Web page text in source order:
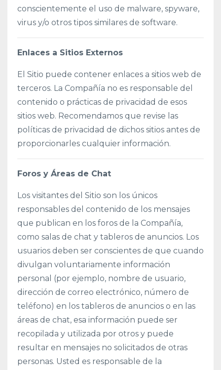
conscientemente el uso de malware, spyware,
virus y/o otros tipos similares de software.
Enlaces a Sitios Externos
El Sitio puede contener enlaces a sitios web de
terceros. La Compañía no es responsable del
contenido o prácticas de privacidad de esos
sitios web. Recomendamos que revise las
políticas de privacidad de dichos sitios antes de
proporcionarles cualquier información.
Foros y Áreas de Chat
Los visitantes del Sitio son los únicos
responsables del contenido de los mensajes
que publican en los foros de la Compañía,
como salas de chat y tableros de anuncios. Los
usuarios deben ser conscientes de que cuando
divulgan voluntariamente información
personal (por ejemplo, nombre de usuario,
dirección de correo electrónico, número de
teléfono) en los tableros de anuncios o en las
áreas de chat, esa información puede ser
recopilada y utilizada por otros y puede
resultar en mensajes no solicitados de otras
personas. Usted es responsable de la